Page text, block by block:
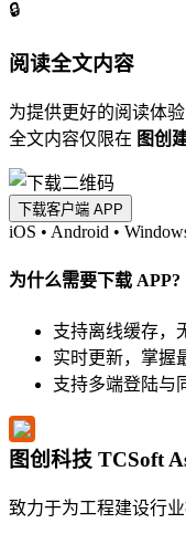
🔒
阅读全文内容
为提供更好的阅读体验
全文内容仅限在 图创
下载客户端 APP
iOS • Android •
为什么需要下载 APP?
支持离线缓存，
实时更新，掌握
支持多端登陆与
图创科技 TCSoft
致力于为工程建设行